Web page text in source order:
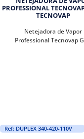
PROFESSIONAL
TECNOVAP
Netejadora de Vapor
Professional Tecnovap
Ref: DUPLEX 340-420-110V